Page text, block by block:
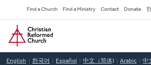
to
main
content
Secondary
Navigation
Find a Church Find a Ministry Contact Donate
Home
English 한국어 Español 中文（简体) Arabic 中